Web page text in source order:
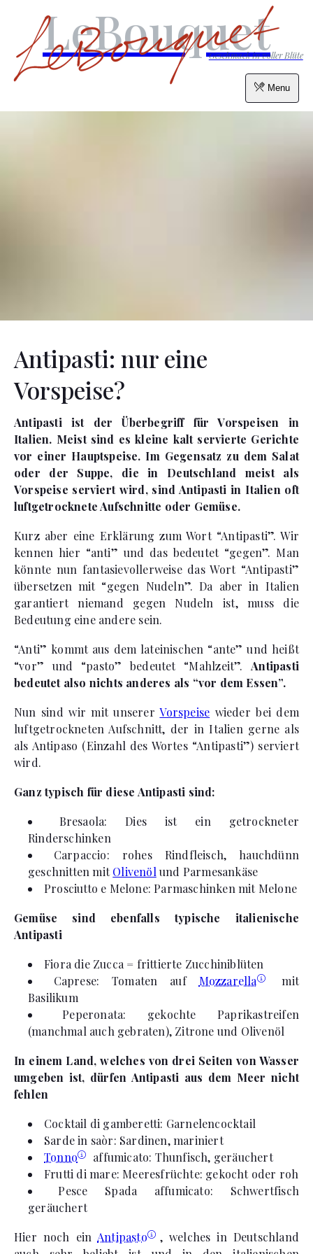
Menu
LeBouquet
Geschmack in voller Blüte
Antipasti: nur eine
Vorspeise?
Antipasti ist der Überbegriff für Vorspeisen in
Italien. Meist sind es kleine kalt servierte Gerichte
vor einer Hauptspeise. Im Gegensatz zu dem Salat
oder der Suppe, die in Deutschland meist als
Vorspeise serviert wird, sind Antipasti in Italien oft
luftgetrocknete Aufschnitte oder Gemüse.
Kurz aber eine Erklärung zum Wort “Antipasti”. Wir
kennen hier “anti” und das bedeutet “gegen”. Man
könnte nun fantasievollerweise das Wort “Antipasti”
übersetzen mit “gegen Nudeln”. Da aber in Italien
garantiert niemand gegen Nudeln ist, muss die
Bedeutung eine andere sein.
“Anti” kommt aus dem lateinischen “ante” und heißt
“vor” und “pasto” bedeutet “Mahlzeit”.Antipasti
bedeutet also nichts anderes als “vor dem Essen”.
Nun sind wir mit unsererVorspeise wieder bei dem
luftgetrockneten Aufschnitt, der in Italien gerne als
als Antipaso (Einzahl des Wortes “Antipasti”) serviert
wird.
Ganz typisch für diese Antipasti sind:
Bresaola: Dies ist ein getrockneter
Rinderschinken
Carpaccio: rohes Rindfleisch, hauchdünn
geschnitten mitOlivenöl und Parmesankäse
Prosciutto e Melone: Parmaschinken mit Melone
Gemüse sind ebenfalls typische italienische
Antipasti
Fiora die Zucca = frittierte Zucchiniblüten
Caprese: Tomaten auf Mozzarella
mit
Basilikum
Peperonata: gekochte Paprikastreifen
(manchmal auch gebraten), Zitrone und Olivenöl
In einem Land, welches von drei Seiten von Wasser
umgeben ist, dürfen Antipasti aus dem Meer nicht
fehlen
Cocktail di gamberetti: Garnelencocktail
Sarde in saòr: Sardinen, mariniert
Tonno
affumicato: Thunfisch, geräuchert
Frutti di mare: Meeresfrüchte: gekocht oder roh
Pesce Spada affumicato: Schwertfisch
geräuchert
Hier noch ein Antipasto
, welches in Deutschland